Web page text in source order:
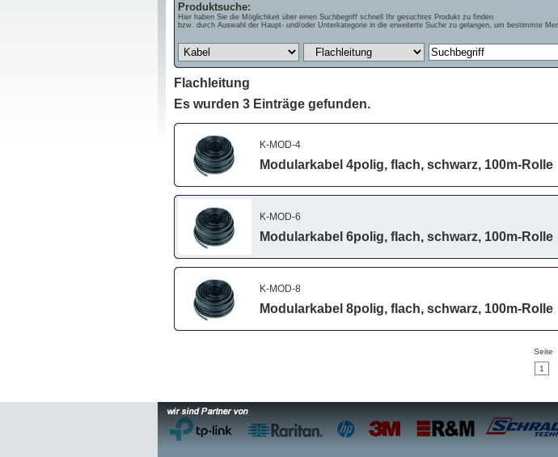
Produktsuche:
Hier haben Sie die Möglichkeit über einen Suchbegriff schnell Ihr gesuchtes Produkt zu finden
bzw. durch Auswahl der Haupt- und/oder Unterkategorie in die erweiterte Suche zu gelangen, um bestimmte
Flachleitung
Es wurden 3 Einträge gefunden.
K-MOD-4
Modularkabel 4polig, flach, schwarz, 100m-Rolle
K-MOD-6
Modularkabel 6polig, flach, schwarz, 100m-Rolle
K-MOD-8
Modularkabel 8polig, flach, schwarz, 100m-Rolle
Seite
1